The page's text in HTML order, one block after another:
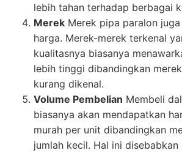
lebih tahan terhadap berbagai
Merek Merek pipa paralon
harga. Merek-merek terkenal
kualitasnya biasanya
lebih tinggi dibandingkan
kurang dikenal.
Volume Pembelian Membeli
biasanya akan mendapatkan
murah per unit dibandingkan
jumlah kecil. Hal ini disebabkan